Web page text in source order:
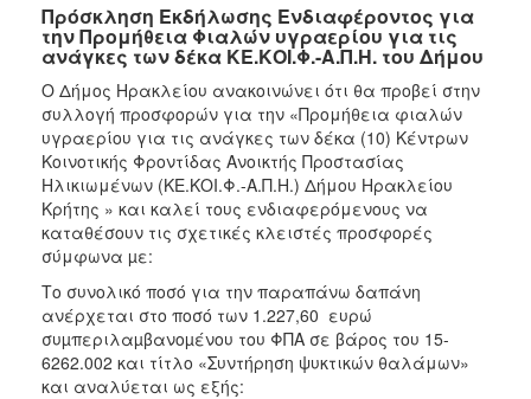
Πρόσκληση Εκδήλωσης Ενδιαφέροντος για
την Προμήθεια Φιαλών υγραερίου για τις
ανάγκες των δέκα ΚΕ.ΚΟΙ.Φ.-Α.Π.Η. του Δήμου
Ο Δήμος Ηρακλείου ανακοινώνει ότι θα προβεί στην
συλλογή προσφορών για την «Προμήθεια φιαλών
υγραερίου για τις ανάγκες των δέκα (10) Κέντρων
Κοινοτικής Φροντίδας Ανοικτής Προστασίας
Ηλικιωμένων (ΚΕ.ΚΟΙ.Φ.-Α.Π.Η.) Δήμου Ηρακλείου
Κρήτης » και καλεί τους ενδιαφερόμενους να
καταθέσουν τις σχετικές κλειστές προσφορές
σύμφωνα µε:
Το συνολικό ποσό για την παραπάνω δαπάνη
ανέρχεται στο ποσό των 1.227,60 ευρώ
συµπεριλαµβανοµένου του ΦΠΑ σε βάρος του 15-
6262.002 και τίτλο «Συντήρηση ψυκτικών θαλάμων»
και αναλύεται ως εξής: